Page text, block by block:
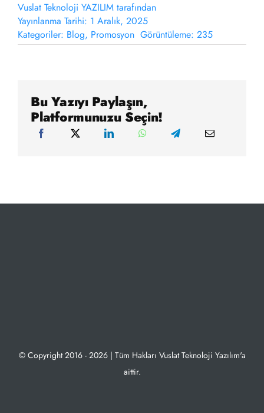
Vuslat Teknoloji YAZILIMtarafından
Yayınlanma Tarihi: 1 Aralık, 2025
Kategoriler: Blog, Promosyon Görüntüleme: 235
Bu Yazıyı Paylaşın,
Platformunuzu Seçin!
© Copyright 2016 - 2026 | Tüm Hakları Vuslat Teknoloji Yazılım'a
aittir.